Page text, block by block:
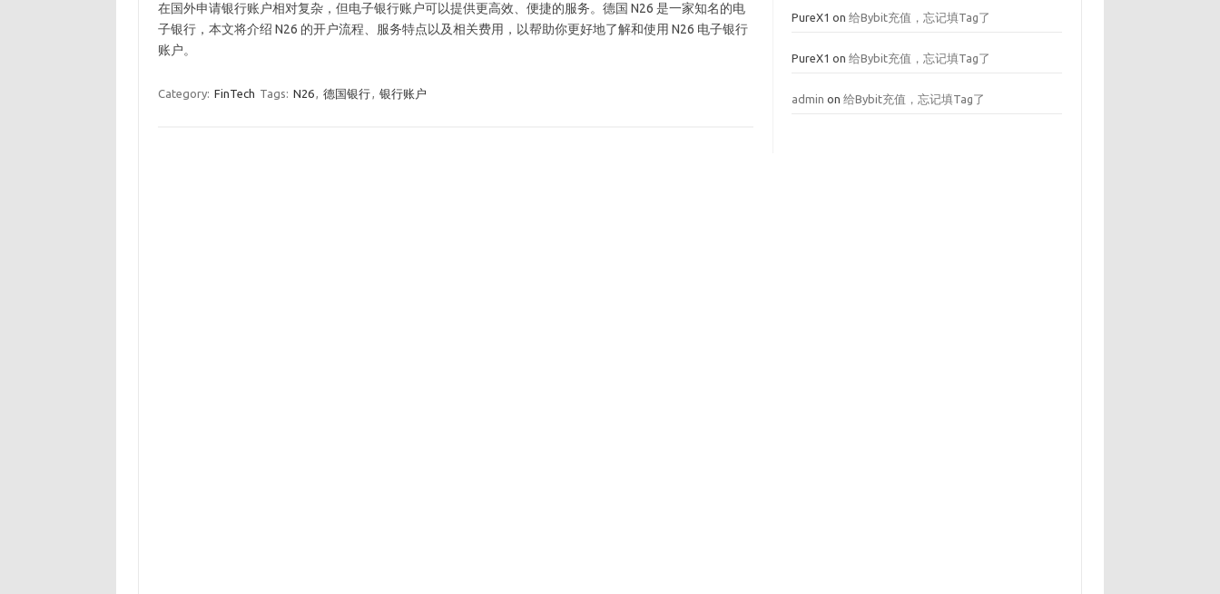
在国外申请银行账户相对复杂，但电子银行账户可以提供更高效、便捷的服务。德国 N26 是一家知名的电
子银行，本文将介绍 N26 的开户流程、服务特点以及相关费用，以帮助你更好地了解和使用 N26 电子银行
账户。
Category: FinTech Tags: N26, 德国银行, 银行账户
PureX1 on给Bybit充值，忘记填Tag了
PureX1 on给Bybit充值，忘记填Tag了
admin on给Bybit充值，忘记填Tag了